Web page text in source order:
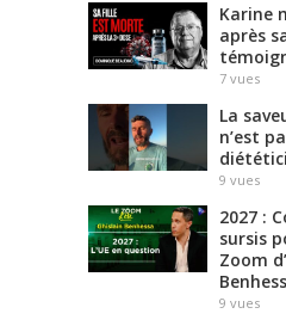
Karine
après
7 vues
La
n’est
9 vues
2027 :
sursis
Zoom
9 vues